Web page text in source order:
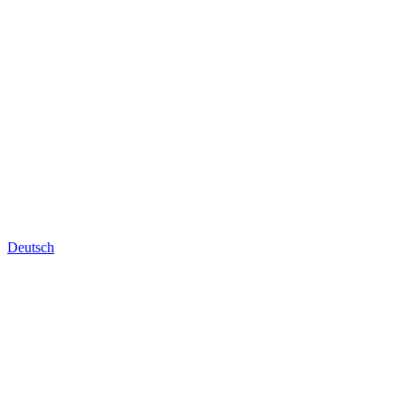
Deutsch